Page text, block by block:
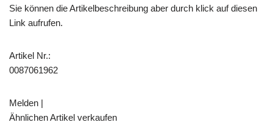
Sie können die Artikelbeschreibung aber durch klick auf diesen
Link aufrufen.
Artikel Nr.:
0087061962
Melden |
Ähnlichen Artikel verkaufen